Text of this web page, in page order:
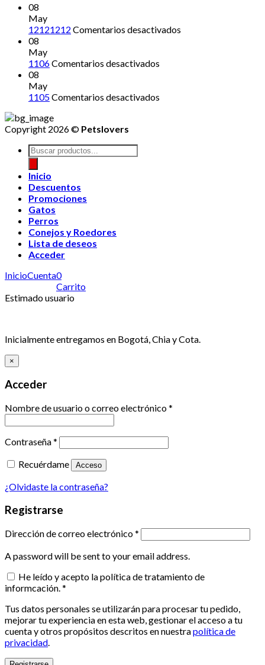
08
May
12121212 Comentarios desactivados
08
May
1106Comentarios desactivados
08
May
1105Comentarios desactivados
Copyright 2026 © Petslovers
Búsqueda
de
productos
Inicio
Descuentos
Promociones
Gatos
Perros
Conejos y Roedores
Lista de deseos
Acceder
InicioCuenta0
Carrito
Estimado usuario
Inicialmente entregamos en Bogotá, Chia y Cota.
×
Acceder
Nombre de usuario o correo electrónico*
Contraseña*
Recuérdame
Acceso
¿Olvidaste la contraseña?
Registrarse
Dirección de correo electrónico*
A password will be sent to your email address.
He leído y acepto la política de tratamiento de
informcación. *
Tus datos personales se utilizarán para procesar tu pedido,
mejorar tu experiencia en esta web, gestionar el acceso a tu
cuenta y otros propósitos descritos en nuestrapolítica de
privacidad